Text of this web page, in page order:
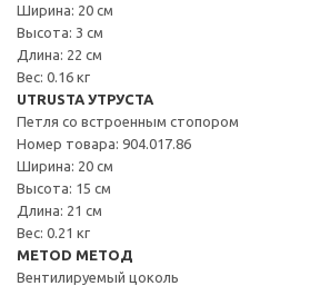
Ширина: 20 см
Высота: 3 см
Длина: 22 см
Вес: 0.16 кг
UTRUSTA УТРУСТА
Петля со встроенным стопором
Номер товара: 904.017.86
Ширина: 20 см
Высота: 15 см
Длина: 21 см
Вес: 0.21 кг
METOD МЕТОД
Вентилируемый цоколь